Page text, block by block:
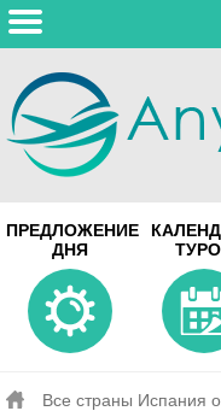
ул. Леонида
смотреть на карте
МИНСК
ул. Притыцкого
ул. Скрыганова
ПРЕДЛОЖЕНИЕ
ДНЯ
Все страны Испания